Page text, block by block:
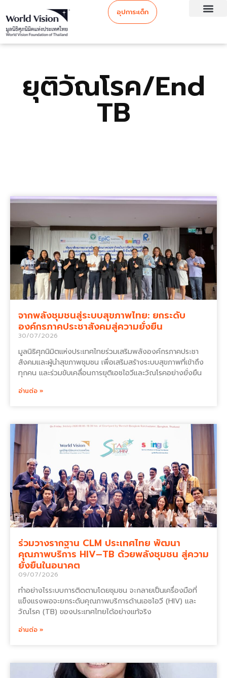
อุปการะเด็ก
ยุติวัณโรค/End
TB
จากพลังชุมชนสู่ระบบสุขภาพไทย: ยกระดับ
องค์กรภาคประชาสังคมสู่ความยั่งยืน
30/07/2026
มูลนิธิศุภนิมิตแห่งประเทศไทยร่วมเสริมพลังองค์กรภาคประชา
สังคมและผู้นำสุขภาพชุมชน เพื่อเสริมสร้างระบบสุขภาพที่เข้าถึง
ทุกคน และร่วมขับเคลื่อนการยุติเอชไอวีและวัณโรคอย่างยั่งยืน
อ่านต่อ »
ร่วมวางรากฐาน CLM ประเทศไทย พัฒนา
คุณภาพบริการ HIV–TB ด้วยพลังชุมชน สู่ความ
ยั่งยืนในอนาคต
09/07/2026
ทำอย่างไรระบบการติดตามโดยชุมชน จะกลายเป็นเครื่องมือที่
แข็งแรงพอจะยกระดับคุณภาพบริการด้านเอชไอวี (HIV) และ
วัณโรค (TB) ของประเทศไทยได้อย่างแท้จริง
อ่านต่อ »